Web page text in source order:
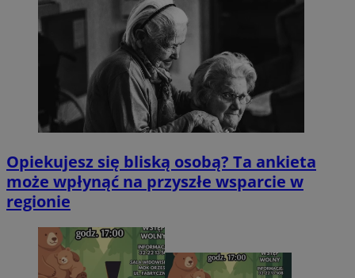
Opiekujesz się bliską osobą? Ta ankieta
może wpłynąć na przyszłe wsparcie w
regionie